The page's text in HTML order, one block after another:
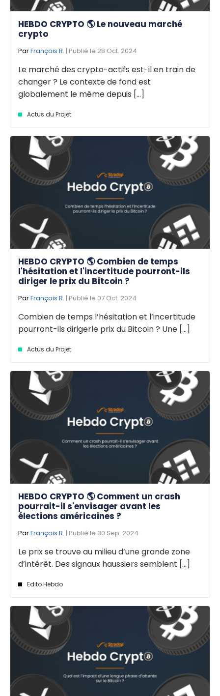
HEBDO CRYPTO 🌎 Le nouveau marché
crypto
ParFrançois R. | Publié le 28 Oct. 2024
Le marché des crypto-actifs est-il en train de
changer ? Le contexte de fond est
globalement le même depuis [...]
Actus du Projet
HEBDO CRYPTO 🌎 Combien de temps
l'hésitation et l'incertitude pourront-ils
diriger le prix du Bitcoin ?
ParFrançois R. | Publié le 07 Oct. 2024
Combien de temps l’hésitation et l’incertitude
pourront-ils dirigerle prix du Bitcoin ? Une [...]
Actus du Projet
HEBDO CRYPTO 🌎 Comment un crash
pourrait-il s'envisager avant les
élections américaines ?
ParFrançois R. | Publié le 30 Sep. 2024
Le prix se trouve au milieu d’une grande zone
d’intérêt. Des signaux haussiers semblent [...]
Edito Hebdo